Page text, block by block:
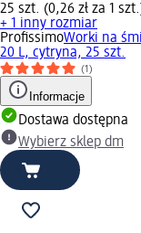
25 szt. (0,26 zł za 1
+ 1 inny rozmiar
ProfissimoWorki na
20 L, cytryna, 25 szt.
(1)
Informacje
Dostawa dostępna
Wybierz sklep dm